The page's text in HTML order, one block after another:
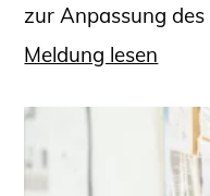
zur Anpassung des
Meldung lesen